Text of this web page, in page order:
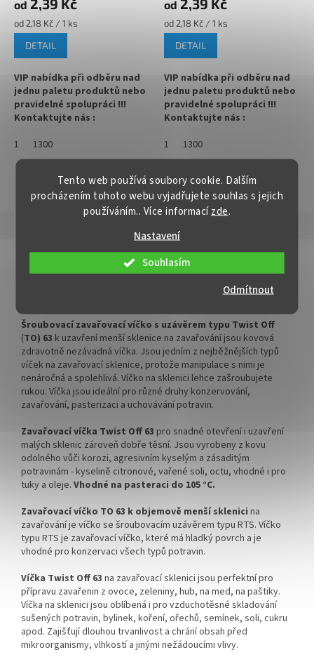
Tento web používá soubory cookie. Dalším
procházením tohoto webu vyjadřujete souhlas s jejich
používáním.. Více informacízde.
Nastavení
Odmítnout
Souhlasím
od 2,39 Kč
Měrná
cena:
od 2,18 Kč / 1 ks
DETAIL
VIP nabídka při odběru nad
jednu paletu produktů nebo
pravidelné spolupráci !!!
Kontaktujte nás :
✅Víčko na sklenici s uzávěrem
✅ Šroubovací víčko pro snadné
otevření sklenice
✅ Různé varianty víček TO 63
objednejteZDE
✅ Pro výhodnější cenu kupte
✅ Víčka skladem a ihned k
odeslání!
Kupte karton víček a máte
na něj dopravu ZDARMA!
1 1300
od 2,39 Kč
Měrná
cena:
od 2,18 Kč / 1 ks
DETAIL
VIP nabídka při odběru nad
jednu paletu produktů nebo
pravidelné spolupráci !!!
Kontaktujte nás :
✅Víčko na sklenici s uzávěrem
✅ Šroubovací víčko pro snadné
otevření sklenice
✅ Různé varianty víček TO 63
objednejteZDE
✅ Pro výhodnější cenu kupte
✅ Víčka skladem a ihned k
odeslání!
Kupte karton víček a máte
na něj dopravu ZDARMA!
1 1300
ZOBRAZIT VŠECHNY PODOBNÉ PRODUKTY
Detailní popis produktu
Víčko Twist Off TO 63 na zavařovací sklenici se
Šroubovací zavařovací víčko s uzávěrem typu Twist Off
(TO) 63 k uzavření menší sklenice na zavařování jsou kovová
zdravotně nezávadná víčka. Jsou jedním z nejběžnějších typů
víček na zavařovací sklenice, protože manipulace s nimi je
nenáročná a spolehlivá. Víčko na sklenici lehce zašroubujete
rukou. Víčka jsou ideální pro různé druhy konzervování,
zavařování, pasterizaci a uchovávání potravin.
Zavařovací víčka Twist Off 63 pro snadné otevření i uzavření
malých sklenic zároveň dobře těsní. Jsou vyrobeny z kovu
odolného vůči korozi, agresivním kyselým a zásaditým
potravinám - kyselině citronové, vařené soli, octu, vhodné i pro
tuky a oleje. Vhodné na pasteraci do 105 °C.
Zavařovací víčko TO 63 k objemově menší sklenici na
zavařování je víčko se šroubovacím uzávěrem typu RTS. Víčko
typu RTS je zavařovací víčko, které má hladký povrch a je
vhodné pro konzervaci všech typů potravin.
Víčka Twist Off 63 na zavařovací sklenici jsou perfektní pro
přípravu zavařenin z ovoce, zeleniny, hub, na med, na paštiky.
Víčka na sklenici jsou oblíbená i pro vzduchotěsné skladování
sušených potravin, bylinek, koření, ořechů, semínek, soli, cukru
apod. Zajišťují dlouhou trvanlivost a chrání obsah před
mikroorganismy, vlhkostí a jinými nežádoucími vlivy.